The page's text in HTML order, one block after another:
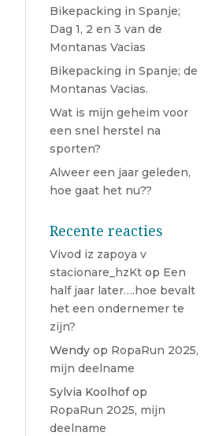
Bikepacking in Spanje;
Dag 1, 2 en 3 van de
Montanas Vacias
Bikepacking in Spanje; de
Montanas Vacias.
Wat is mijn geheim voor
een snel herstel na
sporten?
Alweer een jaar geleden,
hoe gaat het nu??
Recente reacties
Vivod iz zapoya v
stacionare_hzKt op Een
half jaar later….hoe bevalt
het een ondernemer te
zijn?
Wendy op RopaRun 2025,
mijn deelname
Sylvia Koolhofop
RopaRun 2025, mijn
deelname